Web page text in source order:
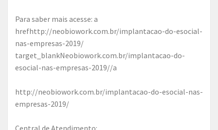
Para saber mais acesse: a
hrefhttp://neobiowork.com.br/implantacao-do-esocial-
nas-empresas-2019/
target_blankNeobiowork.com.br/implantacao-do-
esocial-nas-empresas-2019//a
http://neobiowork.com.br/implantacao-do-esocial-nas-
empresas-2019/
Central de Atendimento: